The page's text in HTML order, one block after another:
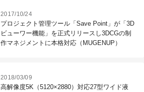
2017/10/24
プロジェクト管理ツール「Save Point」が「3D
ビューワー機能」を正式リリースし3DCGの制
作マネジメントに本格対応（MUGENUP）
2018/03/09
高解像度5K（5120×2880）対応27型ワイド液